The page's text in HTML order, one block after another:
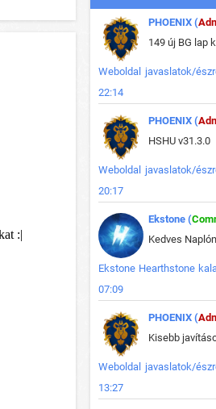
PHOENIX (
Weboldal javaslatok/
22:14
PHOENIX (
HSHU v31.3.0
Weboldal javaslatok/
20:17
Ekstone (
Kedves
Ekstone Hearthstone
07:09
PHOENIX (
Kisebb
Weboldal javaslatok/
13:27